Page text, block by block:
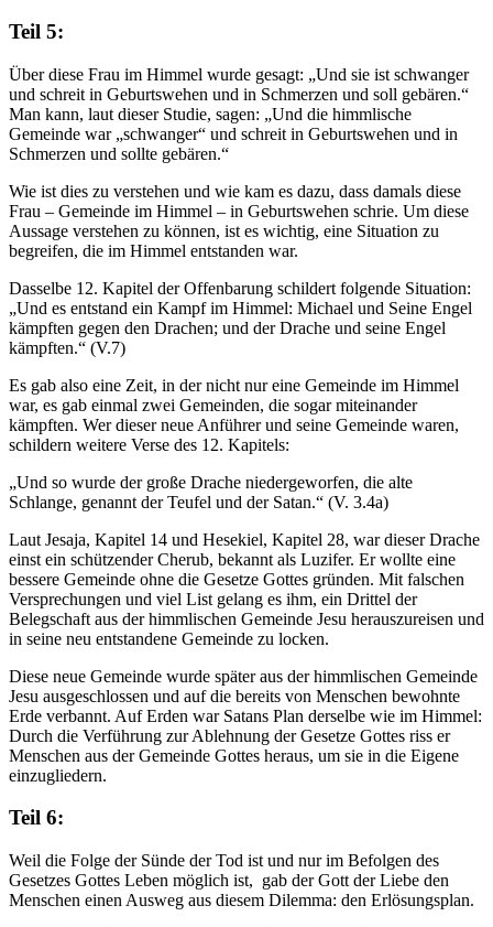
Teil 5:
Über diese Frau im Himmel wurde gesagt: „Und sie ist schwanger
und schreit in Geburtswehen und in Schmerzen und soll gebären.“
Man kann, laut dieser Studie, sagen: „Und die himmlische
Gemeinde war „schwanger“ und schreit in Geburtswehen und in
Schmerzen und sollte gebären.“
Wie ist dies zu verstehen und wie kam es dazu, dass damals diese
Frau – Gemeinde im Himmel – in Geburtswehen schrie. Um diese
Aussage verstehen zu können, ist es wichtig, eine Situation zu
begreifen, die im Himmel entstanden war.
Dasselbe 12. Kapitel der Offenbarung schildert folgende Situation:
„Und es entstand ein Kampf im Himmel: Michael und Seine Engel
kämpften gegen den Drachen; und der Drache und seine Engel
kämpften.“ (V.7)
Es gab also eine Zeit, in der nicht nur eine Gemeinde im Himmel
war, es gab einmal zwei Gemeinden, die sogar miteinander
kämpften. Wer dieser neue Anführer und seine Gemeinde waren,
schildern weitere Verse des 12. Kapitels:
„Und so wurde der große Drache niedergeworfen, die alte
Schlange, genannt der Teufel und der Satan.“ (V. 3.4a)
Laut Jesaja, Kapitel 14 und Hesekiel, Kapitel 28, war dieser Drache
einst ein schützender Cherub, bekannt als Luzifer. Er wollte eine
bessere Gemeinde ohne die Gesetze Gottes gründen. Mit falschen
Versprechungen und viel List gelang es ihm, ein Drittel der
Belegschaft aus der himmlischen Gemeinde Jesu herauszureisen und
in seine neu entstandene Gemeinde zu locken.
Diese neue Gemeinde wurde später aus der himmlischen Gemeinde
Jesu ausgeschlossen und auf die bereits von Menschen bewohnte
Erde verbannt. Auf Erden war Satans Plan derselbe wie im Himmel:
Durch die Verführung zur Ablehnung der Gesetze Gottes riss er
Menschen aus der Gemeinde Gottes heraus, um sie in die Eigene
einzugliedern.
Teil 6:
Weil die Folge der Sünde der Tod ist und nur im Befolgen des
Gesetzes Gottes Leben möglich ist, gab der Gott der Liebe den
Menschen einen Ausweg aus diesem Dilemma: den Erlösungsplan.